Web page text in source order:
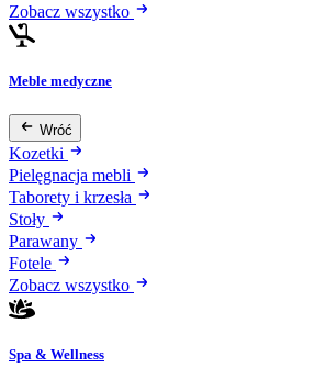
Zobacz wszystko
Meble medyczne
Wróć
Kozetki
Pielęgnacja mebli
Taborety i krzesła
Stoły
Parawany
Fotele
Zobacz wszystko
Spa & Wellness